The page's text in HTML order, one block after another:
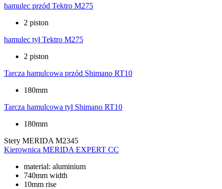
hamulec przód Tektro M275
2 piston
hamulec tył Tektro M275
2 piston
Tarcza hamulcowa przód Shimano RT10
180mm
Tarcza hamulcowa tył Shimano RT10
180mm
Stery MERIDA M2345
Kierownica MERIDA EXPERT CC
material: aluminium
740mm width
10mm rise